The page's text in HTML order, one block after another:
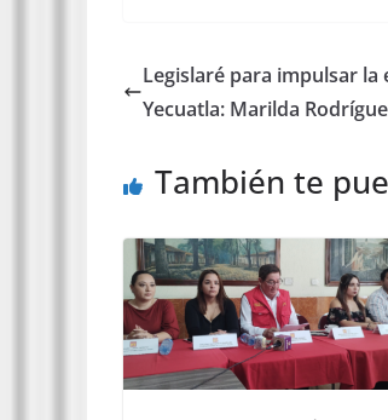
Legislaré para impulsar
Yecuatla: Marilda
También te